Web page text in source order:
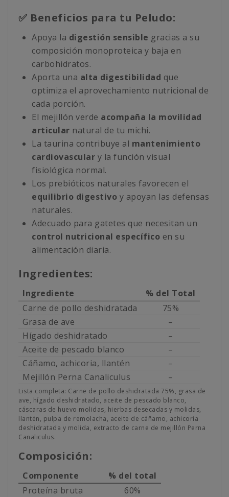
✅ Beneficios para tu Peludo:
Apoya la digestión sensible gracias a su
composición monoproteica y baja en
carbohidratos.
Aporta una alta digestibilidad que
optimiza el aprovechamiento nutricional de
cada porción.
El mejillón verde acompaña la movilidad
articular natural de tu michi.
La taurina contribuye al mantenimiento
cardiovascular y la función visual
fisiológica normal.
Los prebióticos naturales favorecen el
equilibrio digestivo y apoyan las defensas
naturales.
Adecuado para gatetes que necesitan un
control nutricional específico en su
alimentación diaria.
Ingredientes:
Ingrediente
% del Total
Carne de pollo deshidratada
75%
Grasa de ave
–
Hígado deshidratado
–
Aceite de pescado blanco
–
Cáñamo, achicoria, llantén
–
Mejillón Perna Canaliculus
–
Lista completa: Carne de pollo deshidratada 75%, grasa de
ave, hígado deshidratado, aceite de pescado blanco,
cáscaras de huevo molidas, hierbas desecadas y molidas,
llantén, pulpa de remolacha, aceite de cáñamo, achicoria
deshidratada y molida, extracto de carne de mejillón Perna
Canaliculus.
Composición:
Componente
% del total
Proteína bruta
60%